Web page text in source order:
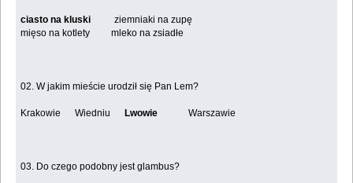
ciasto na kluski
ziemniaki na zupę
mięso na kotlety mleko na zsiadłe
02. W jakim mieście urodził się Pan Lem?
Krakowie Wiedniu Lwowie Warszawie
03. Do czego podobny jest glambus?